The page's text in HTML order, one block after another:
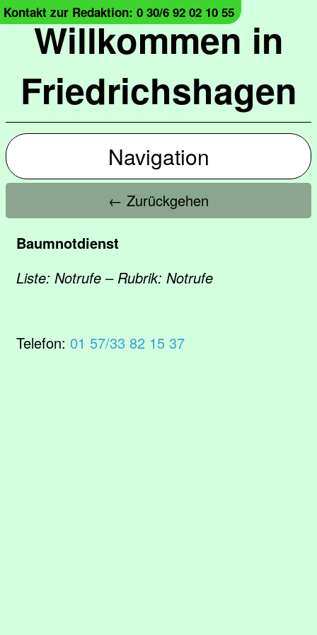
Willkommen in
Friedrichshagen
Kontakt zur Redaktion: 0 30/6 92 02 10 55
Navigation
← Zurückgehen
Baumnotdienst
Liste: Notrufe – Rubrik: Notrufe
Telefon: 01 57/33 82 15 37